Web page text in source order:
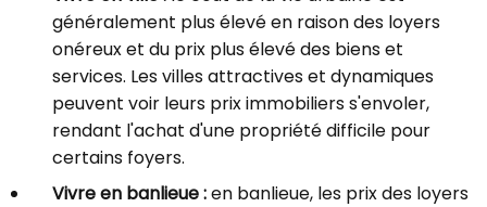
généralement plus élevé en raison des loyers
onéreux et du prix plus élevé des biens et
services. Les villes attractives et dynamiques
peuvent voir leurs prix immobiliers s'envoler,
rendant l'achat d'une propriété difficile pour
certains foyers.
Vivre en banlieue :en banlieue, les prix des loyers